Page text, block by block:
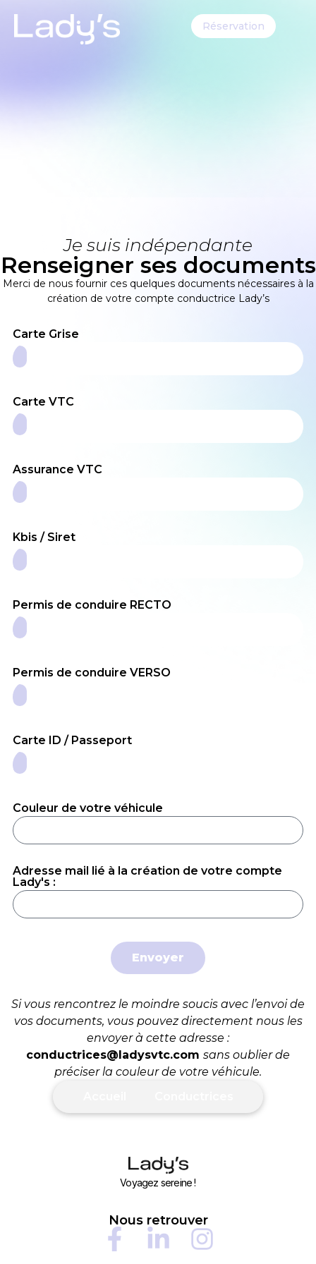
Réservation
Je suis indépendante
Renseigner ses documents
Merci de nous fournir ces quelques documents nécessaires à la
création de votre compte conductrice Lady’s
Carte Grise
Carte VTC
Assurance VTC
Kbis / Siret
Permis de conduire RECTO
Permis de conduire VERSO
Carte ID / Passeport
Couleur de votre véhicule
Adresse mail lié à la création de votre compte
Lady's :
Envoyer
Si vous rencontrez le moindre soucis avec l’envoi de
vos documents, vous pouvez directement nous les
envoyer à cette adresse :
conductrices@ladysvtc.com sans oublier de
préciser la couleur de votre véhicule.
Voyagez sereine !
Nous retrouver